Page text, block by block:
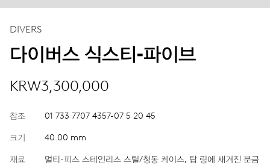
DIVERS
다이버스 식스티‑파이브
KRW3,300,000
참조 01 733 7707 4357-07 5 20 45
크기 40.00 mm
재료 멀티-피스 스테인리스 스틸/청동 케이스, 탑 링에 새겨진 분금